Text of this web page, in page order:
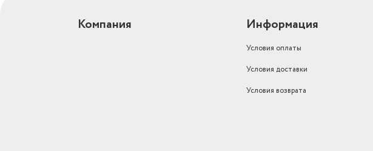
Компания Информация
Условия оплаты
Условия доставки
Условия возврата